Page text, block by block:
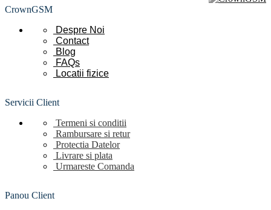
CrownGSM
Despre Noi
Contact
Blog
FAQs
Locatii fizice
Servicii Client
Termeni si conditii
Rambursare si retur
Protectia Datelor
Livrare si plata
Urmareste Comanda
Panou Client